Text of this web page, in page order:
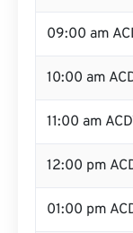
09:00 am
10:00 am
11:00 am
12:00 pm
01:00 pm